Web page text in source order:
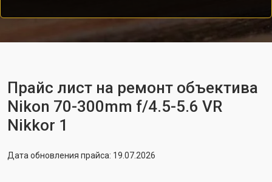
Прайс лист на ремонт объектива
Nikon 70-300mm f/4.5-5.6 VR
Nikkor 1
Дата обновления прайса: 19.07.2026